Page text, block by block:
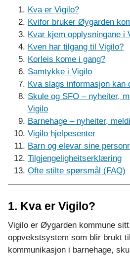
Kva er Vigilo?
Kvifor bruker Øygarden
Kvar kjem opplysningane i
Kven har tilgang til Vigilo?
Korleis kome i gang?
Samtykke i Vigilo
Kva slags informasjon kan
Skule og SFO – nyheiter,
Vigilo
Barnehage – nyheiter,
Vigilo hjelpesenter
Barn og elevar sine
Tilgjengeligheitserklæring
Ofte stilte spørsmål (FAQ)
1. Kva er Vigilo?
Vigilo er Øygarden kommune
oppvekstsystem som blir brukt
kommunikasjon i barnehage,